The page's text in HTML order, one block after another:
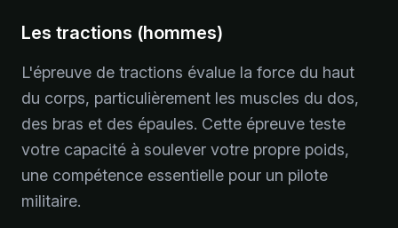
Les tractions (hommes)
L'épreuve de tractions évalue la force du haut
du corps, particulièrement les muscles du dos,
des bras et des épaules. Cette épreuve teste
votre capacité à soulever votre propre poids,
une compétence essentielle pour un pilote
militaire.